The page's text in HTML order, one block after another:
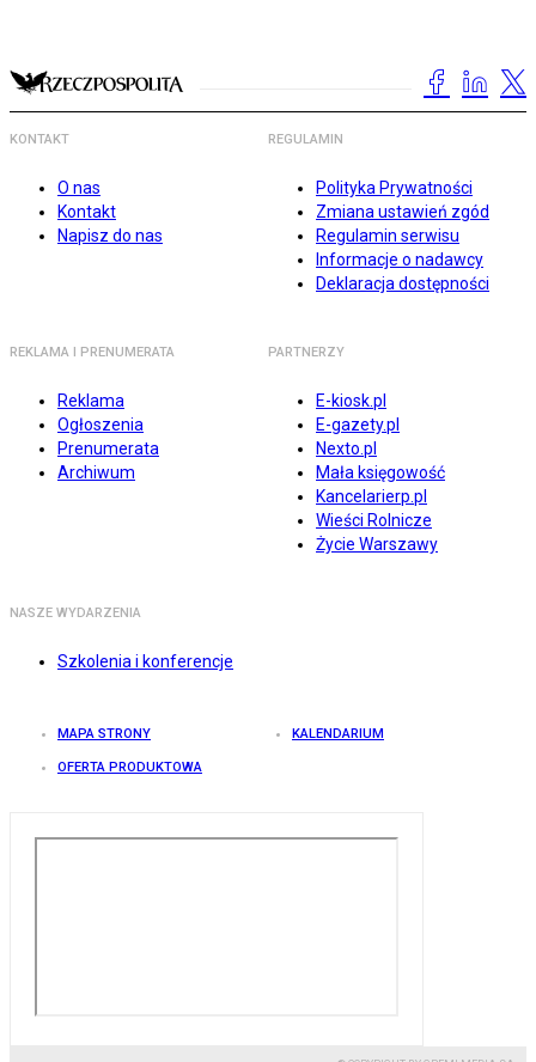
KONTAKT
O nas
Kontakt
Napisz do nas
REGULAMIN
Polityka Prywatności
Zmiana ustawień zgód
Regulamin serwisu
Informacje o nadawcy
Deklaracja dostępności
REKLAMA I PRENUMERATA
Reklama
Ogłoszenia
Prenumerata
Archiwum
PARTNERZY
E-kiosk.pl
E-gazety.pl
Nexto.pl
Mała księgowość
Kancelarierp.pl
Wieści Rolnicze
Życie Warszawy
NASZE WYDARZENIA
Szkolenia i konferencje
MAPA STRONY KALENDARIUM
OFERTA PRODUKTOWA